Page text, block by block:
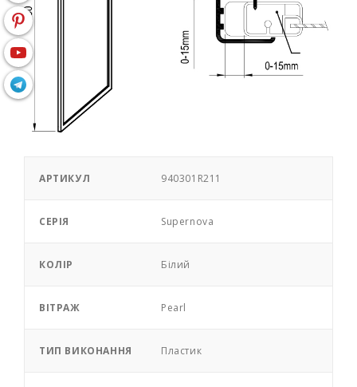
АРТИКУЛ 940301R211
СЕРІЯ Supernova
КОЛІР Білий
ВІТРАЖ Pearl
ТИП ВИКОНАННЯ Пластик